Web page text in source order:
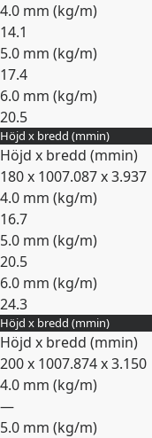
4.0 mm (kg/m)
14.1
5.0 mm (kg/m)
17.4
6.0 mm (kg/m)
20.5
Expandera
Höjd x bredd (mmin)
Höjd x bredd (mmin)
180 x 1007.087 x 3.937
4.0 mm (kg/m)
16.7
5.0 mm (kg/m)
20.5
6.0 mm (kg/m)
24.3
Expandera
Höjd x bredd (mmin)
Höjd x bredd (mmin)
200 x 1007.874 x 3.150
4.0 mm (kg/m)
—
5.0 mm (kg/m)